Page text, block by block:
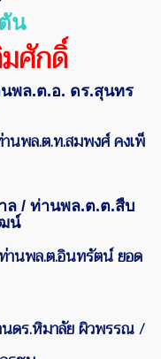
น
ศักดิ์
พล.ต.อ. ดร.สุนทร
นพล.ต.ท.สมพงศ์ คงเพ็
ล / ท่านพล.ต.ต.สืบ
น์
านพล.ต.อินทรัตน์ ยอด
ดร.หิมาลัย ผิวพรรณ /